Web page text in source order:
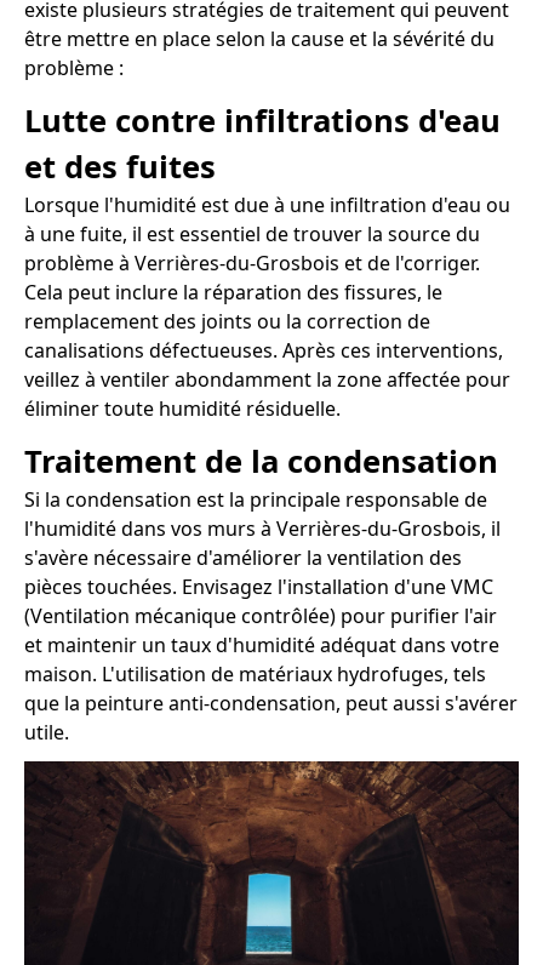
existe plusieurs stratégies de traitement qui peuvent
être mettre en place selon la cause et la sévérité du
problème :
Lutte contre infiltrations d'eau
et des fuites
Lorsque l'humidité est due à une infiltration d'eau ou
à une fuite, il est essentiel de trouver la source du
problème à Verrières-du-Grosbois et de l'corriger.
Cela peut inclure la réparation des fissures, le
remplacement des joints ou la correction de
canalisations défectueuses. Après ces interventions,
veillez à ventiler abondamment la zone affectée pour
éliminer toute humidité résiduelle.
Traitement de la condensation
Si la condensation est la principale responsable de
l'humidité dans vos murs à Verrières-du-Grosbois, il
s'avère nécessaire d'améliorer la ventilation des
pièces touchées. Envisagez l'installation d'une VMC
(Ventilation mécanique contrôlée) pour purifier l'air
et maintenir un taux d'humidité adéquat dans votre
maison. L'utilisation de matériaux hydrofuges, tels
que la peinture anti-condensation, peut aussi s'avérer
utile.